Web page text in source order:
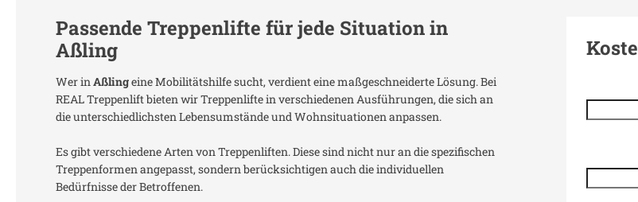
Passende Treppenlifte für jede Situation in
Aßling
Wer in Aßlingeine Mobilitätshilfe sucht, verdient eine maßgeschneiderte Lösung. Bei
REAL Treppenlift bieten wir Treppenlifte in verschiedenen Ausführungen, die sich an
die unterschiedlichsten Lebensumstände und Wohnsituationen anpassen.
Es gibt verschiedene Arten von Treppenliften. Diese sind nicht nur an die spezifischen
Treppenformen angepasst, sondern berücksichtigen auch die individuellen
Bedürfnisse der Betroffenen.